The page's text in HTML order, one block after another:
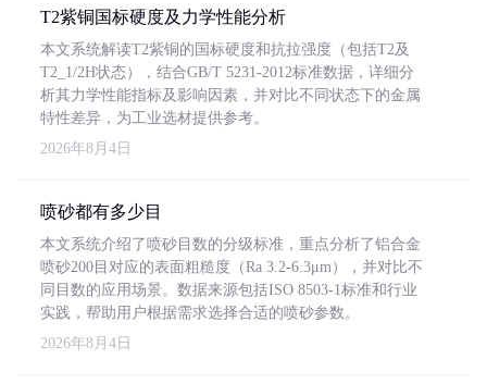
T2紫铜国标硬度及力学性能分析
本文系统解读T2紫铜的国标硬度和抗拉强度（包括T2及
T2_1/2H状态），结合GB/T 5231-2012标准数据，详细分
析其力学性能指标及影响因素，并对比不同状态下的金属
特性差异，为工业选材提供参考。
2026年8月4日
喷砂都有多少目
本文系统介绍了喷砂目数的分级标准，重点分析了铝合金
喷砂200目对应的表面粗糙度（Ra 3.2-6.3μm），并对比不
同目数的应用场景。数据来源包括ISO 8503-1标准和行业
实践，帮助用户根据需求选择合适的喷砂参数。
2026年8月4日